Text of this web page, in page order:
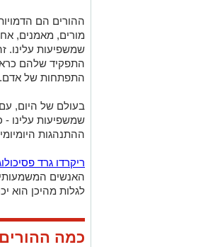
ההורים הם
מורים, מאמנים,
שמשפיעות עלינו.
התפקיד שלהם
התפתחות של אדם.
בעולם של היום,
שמשפיעות עלינו -
ההתנהגות
ריקרדו גרד
האנשים
לגלות מהיכן הוא
כמה